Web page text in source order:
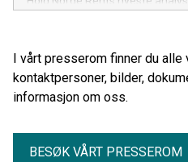
I vårt presserom finner du
kontaktpersoner, bilder,
informasjon om oss.
BESØK VÅRT PRESSEROM